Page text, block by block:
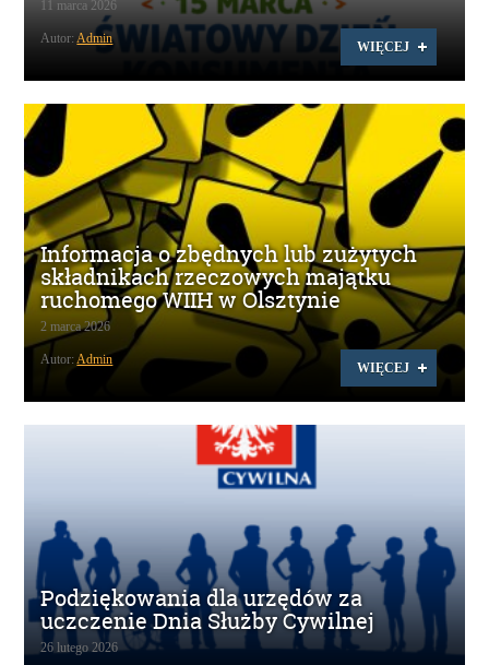
11 marca 2026
WIĘCEJ
Autor:Admin
Informacja o zbędnych lub zużytych
składnikach rzeczowych majątku
ruchomego WIIH w Olsztynie
2 marca 2026
WIĘCEJ
Autor:Admin
Podziękowania dla urzędów za
uczczenie Dnia Służby Cywilnej
26 lutego 2026